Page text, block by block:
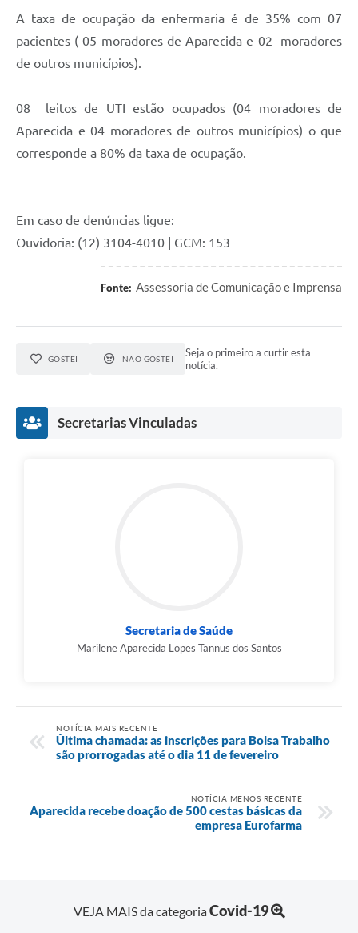
A taxa de ocupação da enfermaria é de 35% com 07
pacientes ( 05 moradores de Aparecida e 02 moradores
de outros municípios).
08 leitos de UTI estão ocupados (04 moradores de
Aparecida e 04 moradores de outros municípios) o que
corresponde a 80% da taxa de ocupação.
Em caso de denúncias ligue:
Ouvidoria: (12) 3104-4010 | GCM: 153
Fonte: Assessoria de Comunicação e Imprensa
GOSTEI NÃO GOSTEI
Seja o primeiro a curtir esta
notícia.
Secretarias Vinculadas
Secretaria de Saúde
Marilene Aparecida Lopes Tannus dos Santos
NOTÍCIA MAIS RECENTE
Última chamada: as inscrições para Bolsa Trabalho
são prorrogadas até o dia 11 de fevereiro
NOTÍCIA MENOS RECENTE
Aparecida recebe doação de 500 cestas básicas da
empresa Eurofarma
VEJA MAIS da categoriaCovid-19